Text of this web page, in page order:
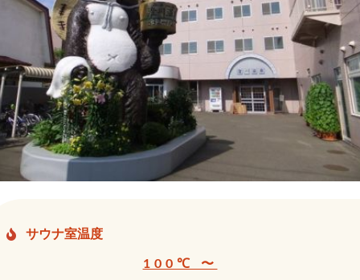
サウナ室温度
100℃ 〜